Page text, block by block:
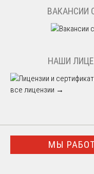
ВАКАНСИИ
НАШИ
все лицензии →
МЫ